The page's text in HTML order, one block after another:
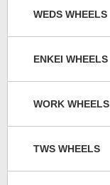
WEDS WHEELS
ENKEI WHEELS
WORK WHEELS
TWS WHEELS